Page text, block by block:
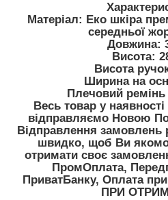
Матеріал: Еко шкіра
середньої
Довжина:
Висота:
Висота
Ширина на
Плечовий ремінь
Весь товар у
відправляємо Новою
Відправлення
швидко, щоб Ви
отримати своє
ПромОплата,
ПриватБанку, Оплата
ПРИ